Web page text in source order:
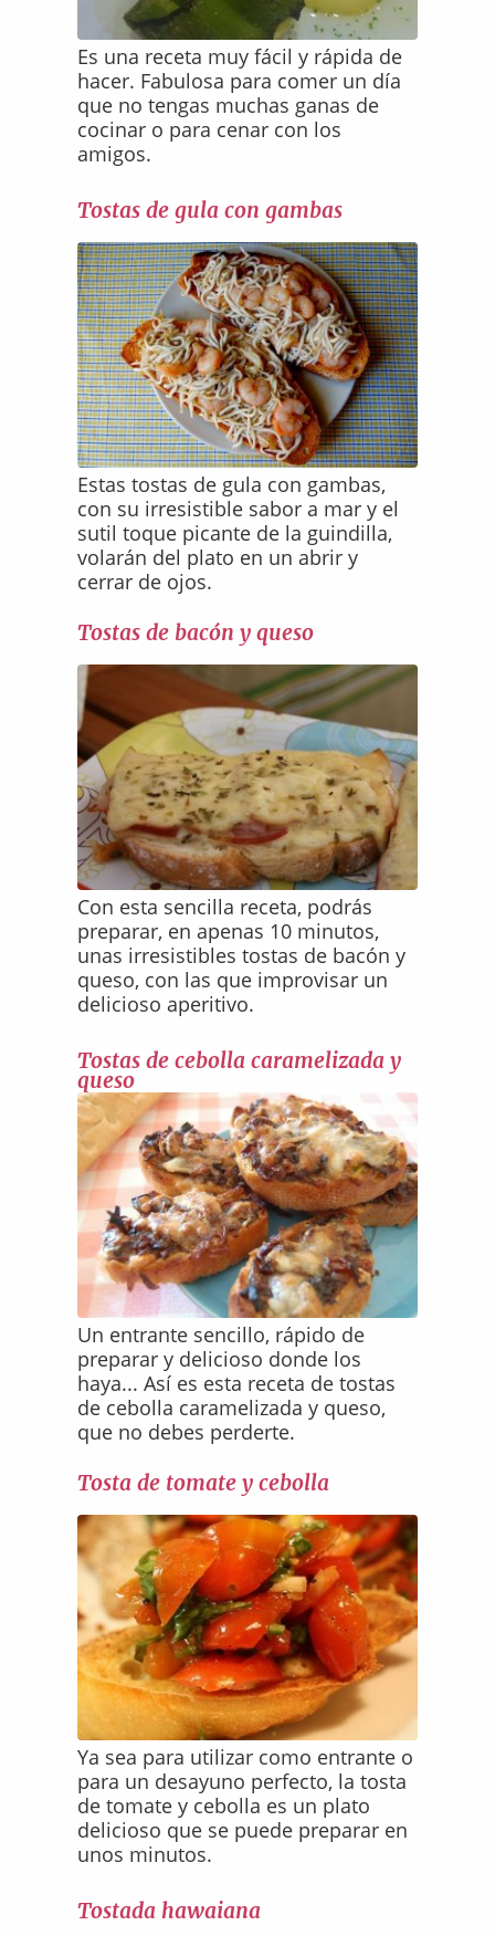
Es una receta muy fácil y rápida de
hacer. Fabulosa para comer un día
que no tengas muchas ganas de
cocinar o para cenar con los
amigos.
Tostas de gula con gambas
Estas tostas de gula con gambas,
con su irresistible sabor a mar y el
sutil toque picante de la guindilla,
volarán del plato en un abrir y
cerrar de ojos.
Tostas de bacón y queso
Con esta sencilla receta, podrás
preparar, en apenas 10 minutos,
unas irresistibles tostas de bacón y
queso, con las que improvisar un
delicioso aperitivo.
Tostas de cebolla caramelizada y
queso
Un entrante sencillo, rápido de
preparar y delicioso donde los
haya... Así es esta receta de tostas
de cebolla caramelizada y queso,
que no debes perderte.
Tosta de tomate y cebolla
Ya sea para utilizar como entrante o
para un desayuno perfecto, la tosta
de tomate y cebolla es un plato
delicioso que se puede preparar en
unos minutos.
Tostada hawaiana